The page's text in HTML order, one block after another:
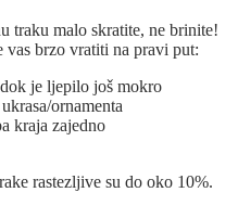
traku malo skratite, ne brinite!
vas brzo vratiti na pravi put:
je ljepilo još mokro
ornamenta
kraja zajedno
rastezljive su do oko 10%.